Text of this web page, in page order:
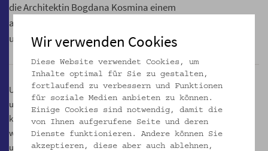
die Architektin Bogdana Kosmina einem
außergewöhnlichen Familienerbe: dem „Atlas traditioneller
ukrainischer Wohnhäuser“ (19.–20. Jahrhundert).
Ursprünglich von ihrer Großmutter Tamara Kosmina – Ethnografin
und Architektin an der Kiewer Akademie der Wissenschaften –
konzipiert, wurde das Archiv über drei Generationen von Frauen
weitergeführt. Heute umfasst es Karten, Zeichnungen, Aquarelle
und Fotografien, die auf ethnografischem Material von Pionieren
Wir verwenden Cookies
Diese Website verwendet Cookies, um
Inhalte optimal für Sie zu gestalten,
fortlaufend zu verbessern und Funktionen
für soziale Medien anbieten zu können.
Einige Cookies sind notwendig, damit die
von Ihnen aufgerufene Seite und deren
Dienste funktionieren. Andere können Sie
akzeptieren, diese aber auch ablehnen,